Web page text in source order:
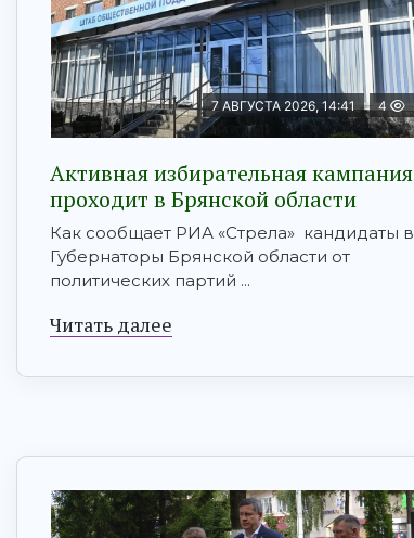
7 АВГУСТА 2026, 14:41 4
Активная избирательная кампания
проходит в Брянской области
Как сообщает РИА «Стрела» кандидаты в
Губернаторы Брянской области от
политических партий ...
Читать далее